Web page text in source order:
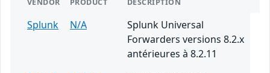
Splunk N/A
Splunk Universal
Forwarders versions 8.2.x
antérieures à 8.2.11